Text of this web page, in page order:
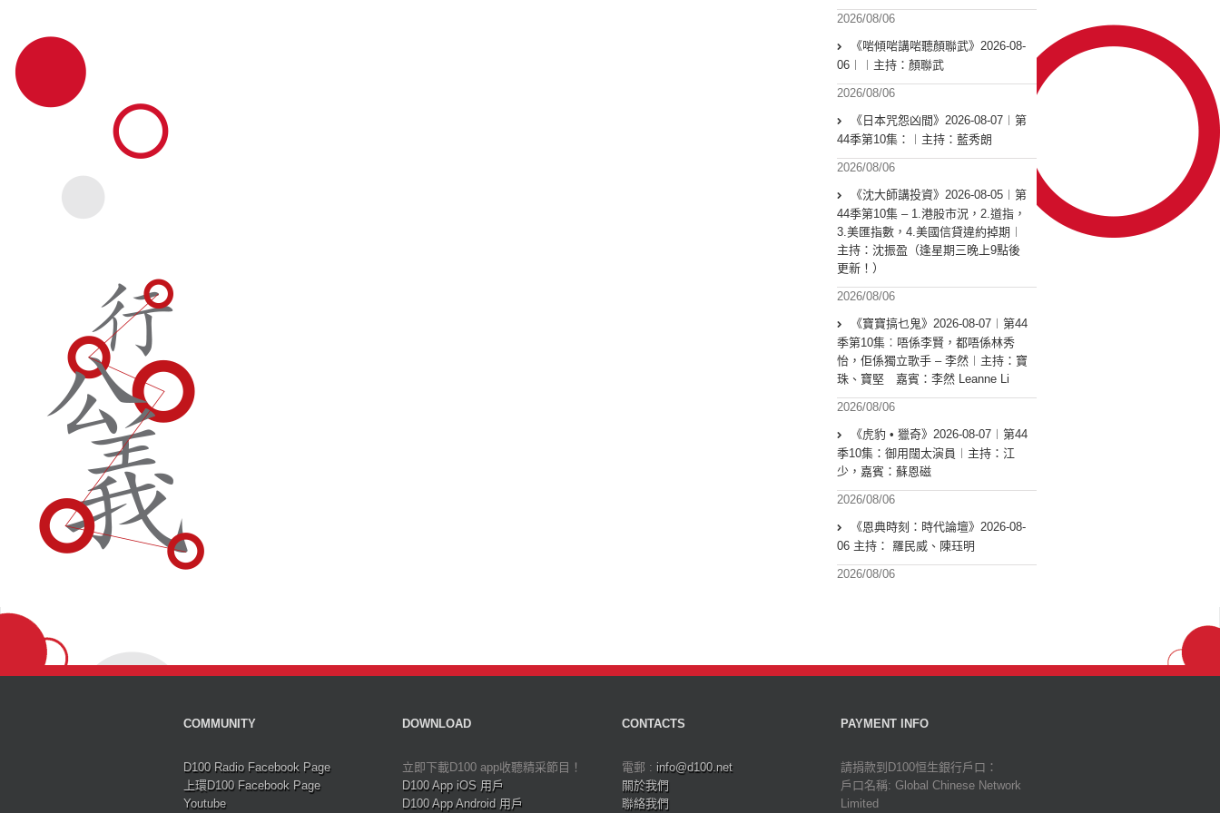
2026/08/06
《啱傾啱講啱聽顏聯武》2026-08-
06︱︱主持：顏聯武
2026/08/06
《日本咒怨凶間》2026-08-07︱第
44季第10集：︱主持：藍秀朗
2026/08/06
《沈大師講投資》2026-08-05︱第
44季第10集 – 1.港股市況，2.道指，
3.美匯指數，4.美國信貸違約掉期︱
主持：沈振盈（逢星期三晚上9點後
更新！）
2026/08/06
《寶寶搞乜鬼》2026-08-07︱第44
季第10集︰唔係李賢，都唔係林秀
怡，佢係獨立歌手 – 李然︱主持：寶
珠、寶堅 嘉賓：李然 Leanne Li
2026/08/06
《虎豹 • 獵奇》2026-08-07︱第44
季10集：御用闊太演員︱主持：江
少，嘉賓：蘇恩磁
2026/08/06
《恩典時刻：時代論壇》2026-08-
06 主持： 羅民威、陳珏明
2026/08/06
COMMUNITY
D100 Radio Facebook Page
上環D100 Facebook Page
Youtube
DOWNLOAD
立即下載D100 app收聽精采節目！
D100 App iOS 用戶
D100 App Android 用戶
CONTACTS
電郵 : info@d100.net
關於我們
聯絡我們
PAYMENT INFO
請捐款到D100恒生銀行戶口：
戶口名稱: Global Chinese Network
Limited